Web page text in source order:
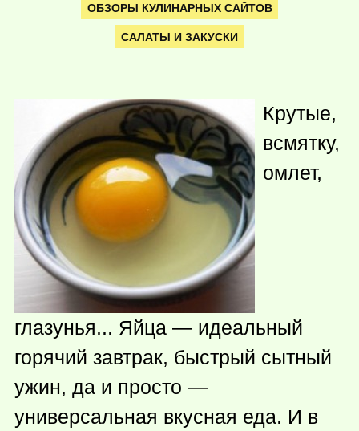
ОБЗОРЫ КУЛИНАРНЫХ САЙТОВ
САЛАТЫ И ЗАКУСКИ
Крутые,
всмятку,
омлет,
глазунья... Яйца — идеальный
горячий завтрак, быстрый сытный
ужин, да и просто —
универсальная вкусная еда. И в